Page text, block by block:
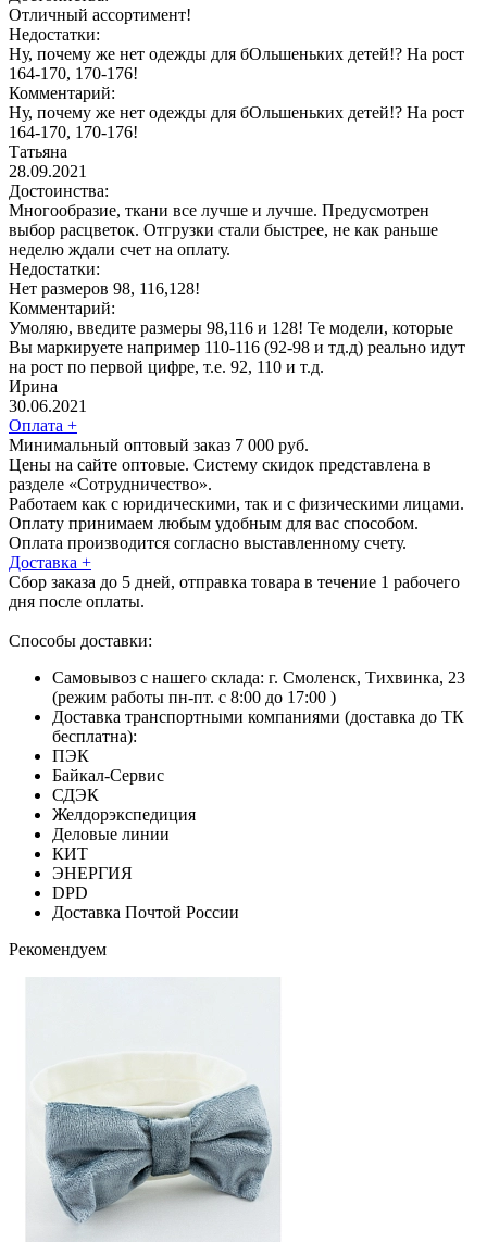
Отличный ассортимент!
Недостатки:
Ну, почему же нет одежды для бОльшеньких детей!? На рост
164-170, 170-176!
Комментарий:
Ну, почему же нет одежды для бОльшеньких детей!? На рост
164-170, 170-176!
Татьяна
28.09.2021
Достоинства:
Многообразие, ткани все лучше и лучше. Предусмотрен
выбор расцветок. Отгрузки стали быстрее, не как раньше
неделю ждали счет на оплату.
Недостатки:
Нет размеров 98, 116,128!
Комментарий:
Умоляю, введите размеры 98,116 и 128! Те модели, которые
Вы маркируете например 110-116 (92-98 и тд.д) реально идут
на рост по первой цифре, т.е. 92, 110 и т.д.
Ирина
30.06.2021
Оплата +
Минимальный оптовый заказ 7 000 руб.
Цены на сайте оптовые. Систему скидок представлена в
разделе «Сотрудничество».
Работаем как с юридическими, так и с физическими лицами.
Оплату принимаем любым удобным для вас способом.
Оплата производится согласно выставленному счету.
Доставка +
Сбор заказа до 5 дней, отправка товара в течение 1 рабочего
дня после оплаты.
Способы доставки:
Самовывоз с нашего склада: г. Смоленск, Тихвинка, 23
(режим работы пн-пт. с 8:00 до 17:00 )
Доставка транспортными компаниями (доставка до ТК
бесплатна):
ПЭК
Байкал-Сервис
СДЭК
Желдорэкспедиция
Деловые линии
КИТ
ЭНЕРГИЯ
DPD
Доставка Почтой России
Рекомендуем